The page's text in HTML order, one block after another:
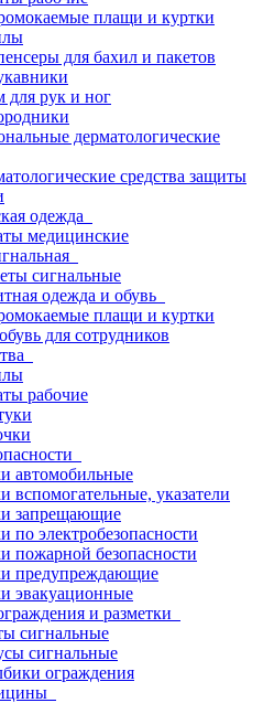
плащи и куртки
для бахил и пакетов
для рук и ног
дерматологические
средства защиты
одежда
медицинские
сигнальные
одежда и обувь
плащи и куртки
для сотрудников
рабочие
автомобильные
вспомогательные, указатели
запрещающие
по электробезопасности
пожарной безопасности
предупреждающие
эвакуационные
и разметки
сигнальные
сигнальные
ограждения